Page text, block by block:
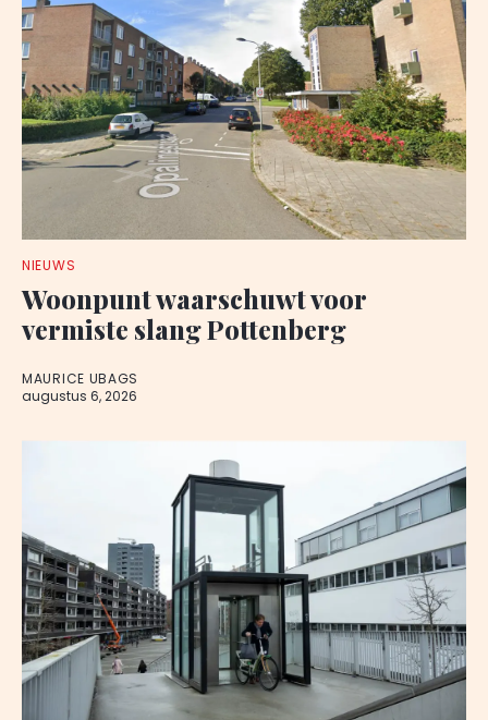
NIEUWS
Woonpunt waarschuwt voor
vermiste slang Pottenberg
MAURICE UBAGS
augustus 6, 2026